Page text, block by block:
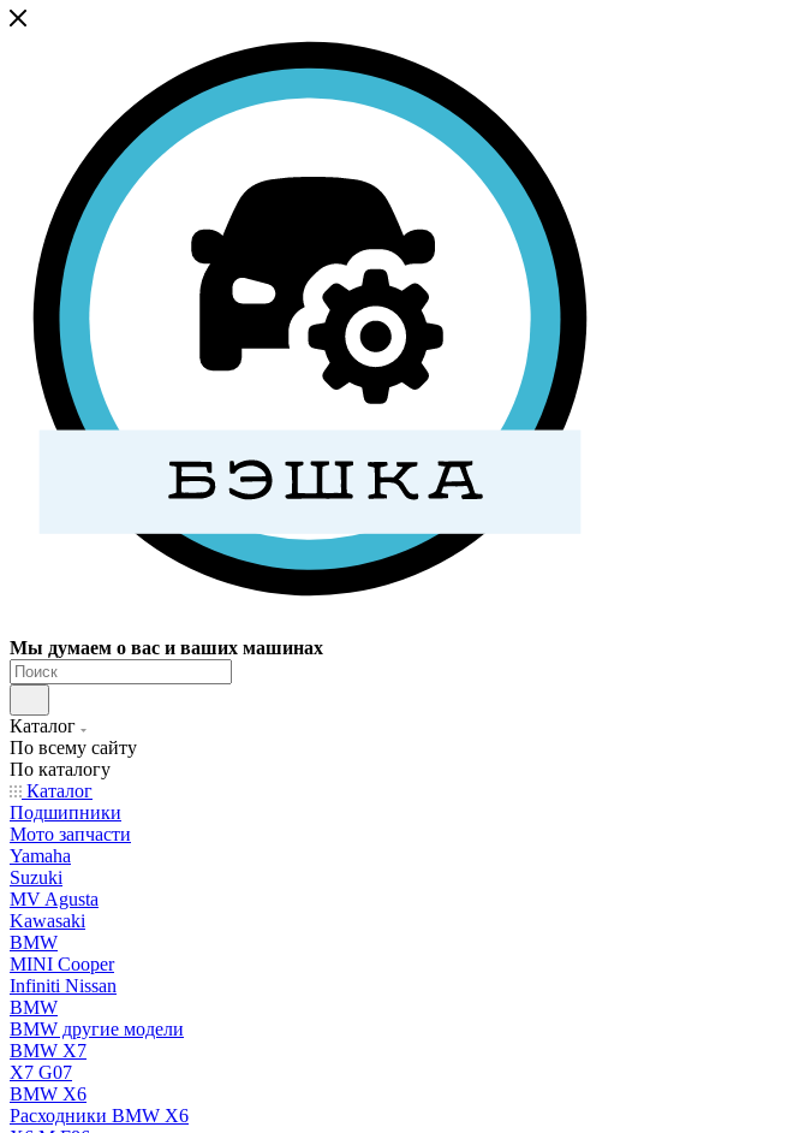
Мы думаем о вас и ваших машинах
Каталог
По всему сайту
По каталогу
Каталог
Подшипники
Мото запчасти
Yamaha
Suzuki
MV Agusta
Kawasaki
BMW
MINI Cooper
Infiniti Nissan
BMW
BMW другие модели
BMW X7
X7 G07
BMW X6
Расходники BMW X6